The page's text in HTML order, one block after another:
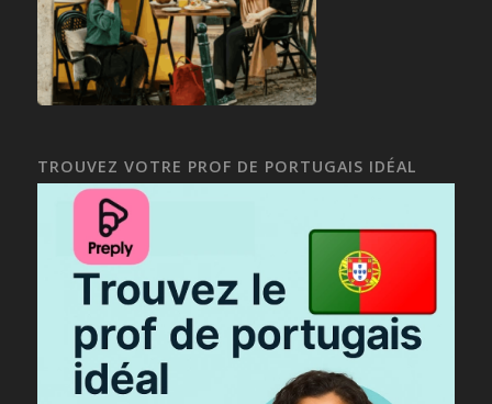
TROUVEZ VOTRE PROF DE PORTUGAIS IDÉAL